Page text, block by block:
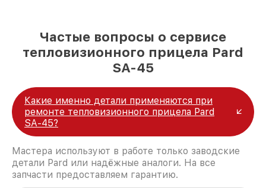
Частые вопросы о сервисе
тепловизионного прицела Pard
SA-45
Какие именно детали применяются при
ремонте тепловизионного прицела Pard
SA-45?
Мастера используют в работе только заводские
детали Pard или надёжные аналоги. На все
запчасти предоставляем гарантию.